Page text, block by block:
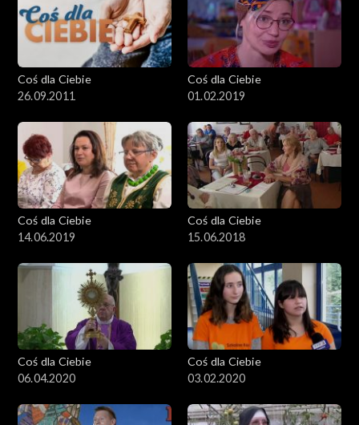
Coś dla Ciebie
26.09.2011
Coś dla Ciebie
01.02.2019
Coś dla Ciebie
14.06.2019
Coś dla Ciebie
15.06.2018
Coś dla Ciebie
06.04.2020
Coś dla Ciebie
03.02.2020